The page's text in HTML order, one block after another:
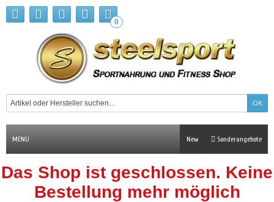
0
MENU Sonderangebote
New
Das Shop ist geschlossen. Keine
Bestellung mehr möglich